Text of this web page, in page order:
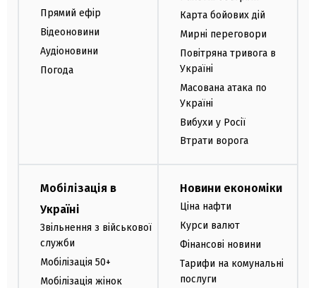
Прямий ефір
Відеоновини
Аудіоновини
Погода
Карта бойових дій
Мирні переговори
Повітряна тривога в
Україні
Масована атака по
Україні
Вибухи у Росії
Втрати ворога
Мобілізація в
Україні
Звільнення з військової
служби
Мобілізація 50+
Мобілізація жінок
Новини економіки
Ціна нафти
Курси валют
Фінансові новини
Тарифи на комунальні
послуги